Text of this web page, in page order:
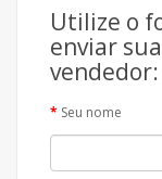
Utilize o
enviar
vendedor:
Seu nome